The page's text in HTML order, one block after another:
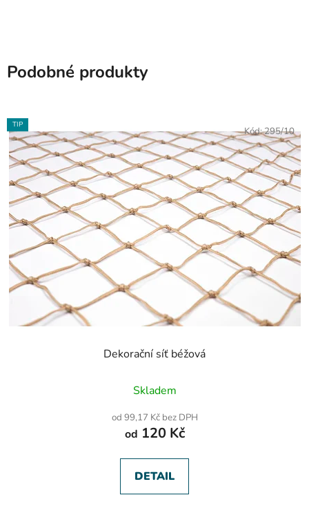
Podobné produkty
TIP
Dekorační síť béžová
hodnocení
je
5,0
5
hvězdiček.
Skladem
od 99,17 Kč bez DPH
od 120 Kč
DETAIL
Kód:295/10